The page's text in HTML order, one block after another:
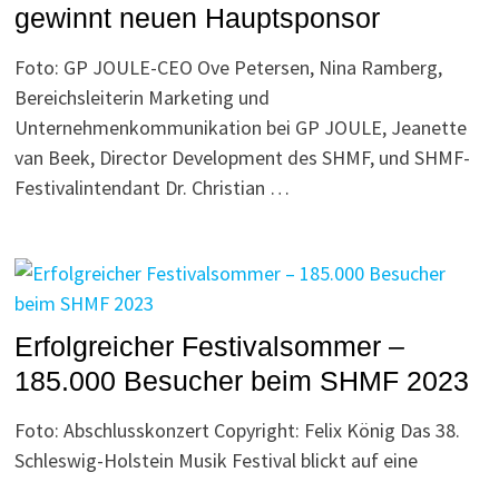
gewinnt neuen Hauptsponsor
Foto: GP JOULE-CEO Ove Petersen, Nina Ramberg,
Bereichsleiterin Marketing und
Unternehmenkommunikation bei GP JOULE, Jeanette
van Beek, Director Development des SHMF, und SHMF-
Festivalintendant Dr. Christian …
Erfolgreicher Festivalsommer –
185.000 Besucher beim SHMF 2023
Foto: Abschlusskonzert Copyright: Felix König Das 38.
Schleswig-Holstein Musik Festival blickt auf eine